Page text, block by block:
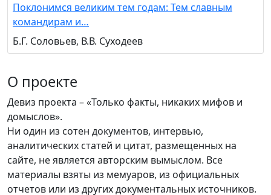
Поклонимся великим тем годам: Тем славным
командирам и…
Б.Г. Соловьев, В.В. Суходеев
О проекте
Девиз проекта – «Только факты, никаких мифов и
домыслов».
Ни один из сотен документов, интервью,
аналитических статей и цитат, размещенных на
сайте, не является авторским вымыслом. Все
материалы взяты из мемуаров, из официальных
отчетов или из других документальных источников.